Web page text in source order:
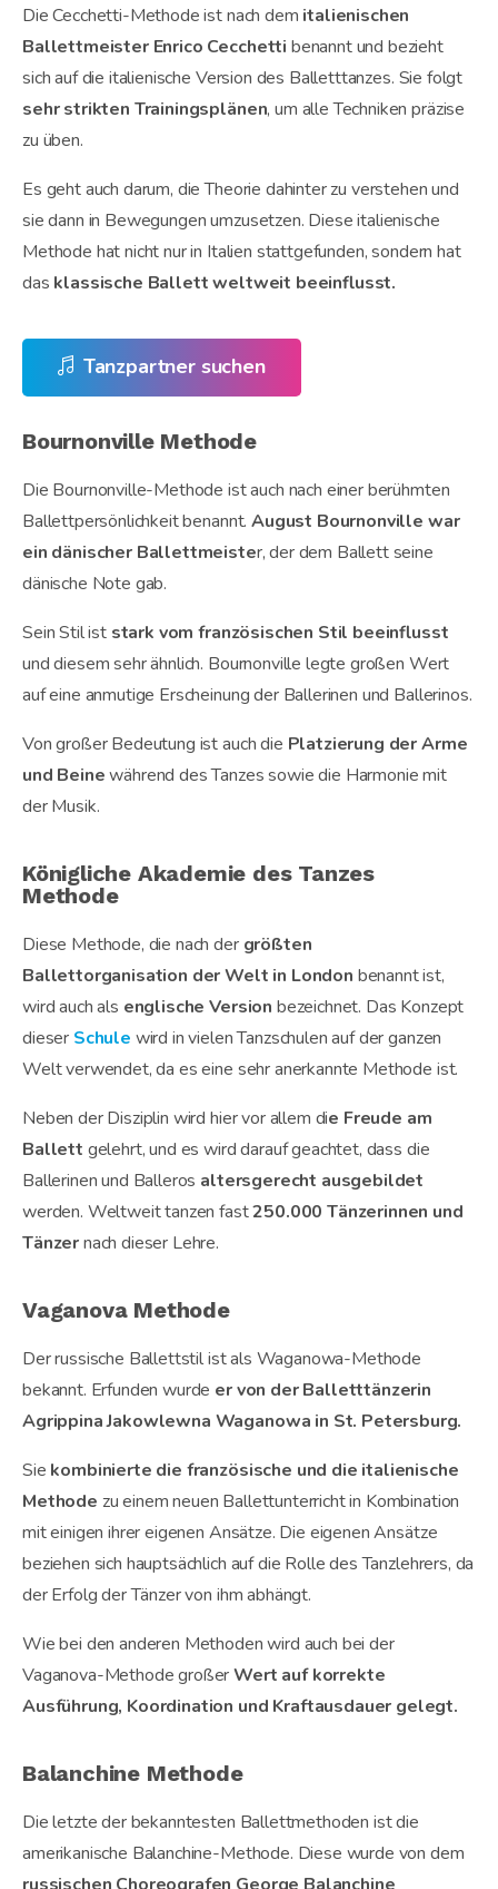
Die Cecchetti-Methode ist nach dem italienischen
Ballettmeister Enrico Cecchetti benannt und bezieht
sich auf die italienische Version des Balletttanzes. Sie folgt
sehr strikten Trainingsplänen, um alle Techniken präzise
zu üben.
Es geht auch darum, die Theorie dahinter zu verstehen und
sie dann in Bewegungen umzusetzen. Diese italienische
Methode hat nicht nur in Italien stattgefunden, sondern hat
das klassische Ballett weltweit beeinflusst.
Tanzpartner suchen
Bournonville Methode
Die Bournonville-Methode ist auch nach einer berühmten
Ballettpersönlichkeit benannt.August Bournonville war
ein dänischer Ballettmeister, der dem Ballett seine
dänische Note gab.
Sein Stil ist stark vom französischen Stil beeinflusst
und diesem sehr ähnlich. Bournonville legte großen Wert
auf eine anmutige Erscheinung der Ballerinen und Ballerinos.
Von großer Bedeutung ist auch die Platzierung der Arme
und Beinewährend des Tanzes sowie die Harmonie mit
der Musik.
Königliche Akademie des Tanzes
Methode
Diese Methode, die nach der größten
Ballettorganisation der Welt in London benannt ist,
wird auch als englische Version bezeichnet. Das Konzept
dieser Schule wird in vielen Tanzschulen auf der ganzen
Welt verwendet, da es eine sehr anerkannte Methode ist.
Neben der Disziplin wird hier vor allem die Freude am
Ballett gelehrt, und es wird darauf geachtet, dass die
Ballerinen und Balleros altersgerecht ausgebildet
werden. Weltweit tanzen fast250.000 Tänzerinnen und
Tänzernach dieser Lehre.
Vaganova Methode
Der russische Ballettstil ist als Waganowa-Methode
bekannt. Erfunden wurde er von der Balletttänzerin
Agrippina Jakowlewna Waganowa in St. Petersburg.
Sie kombinierte die französische und die italienische
Methode zu einem neuen Ballettunterricht in Kombination
mit einigen ihrer eigenen Ansätze. Die eigenen Ansätze
beziehen sich hauptsächlich auf die Rolle des Tanzlehrers, da
der Erfolg der Tänzer von ihm abhängt.
Wie bei den anderen Methoden wird auch bei der
Vaganova-Methode großerWert auf korrekte
Ausführung, Koordination und Kraftausdauer gelegt.
Balanchine Methode
Die letzte der bekanntesten Ballettmethoden ist die
amerikanische Balanchine-Methode. Diese wurde von dem